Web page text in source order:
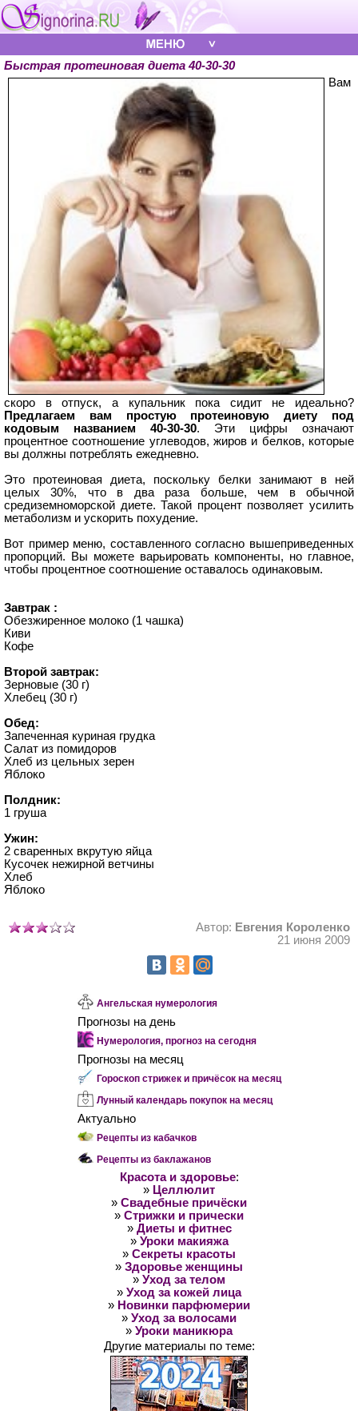
Быстрая протеиновая диета 40-30-30
Вам
скоро в отпуск, а купальник пока сидит не идеально?
Предлагаем вам простую протеиновую диету под
кодовым названием 40-30-30. Эти цифры означают
процентное соотношение углеводов, жиров и белков, которые
вы должны потреблять ежедневно.
Это протеиновая диета, поскольку белки занимают в ней
целых 30%, что в два раза больше, чем в обычной
средиземноморской диете. Такой процент позволяет усилить
метаболизм и ускорить похудение.
Вот пример меню, составленного согласно вышеприведенных
пропорций. Вы можете варьировать компоненты, но главное,
чтобы процентное соотношение оставалось одинаковым.
Завтрак :
Обезжиренное молоко (1 чашка)
Киви
Кофе
Второй завтрак:
Зерновые (30 г)
Хлебец (30 г)
Обед:
Запеченная куриная грудка
Салат из помидоров
Хлеб из цельных зерен
Яблоко
Полдник:
1 груша
Ужин:
2 сваренных вкрутую яйца
Кусочек нежирной ветчины
Хлеб
Яблоко
Автор: Евгения Короленко
21 июня 2009
Ангельская нумерология
Прогнозы на день
Нумерология, прогноз на сегодня
Прогнозы на месяц
Гороскоп стрижек и причёсок на месяц
Лунный календарь покупок на месяц
Актуально
Рецепты из кабачков
Рецепты из баклажанов
Красота и здоровье:
» Целлюлит
» Свадебные причёски
» Стрижки и прически
» Диеты и фитнес
» Уроки макияжа
» Секреты красоты
» Здоровье женщины
» Уход за телом
» Уход за кожей лица
» Новинки парфюмерии
» Уход за волосами
» Уроки маникюра
Другие материалы по теме: